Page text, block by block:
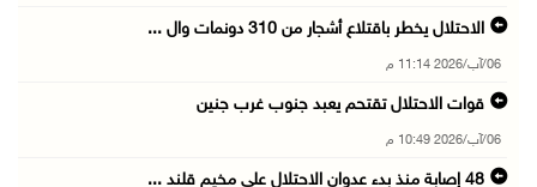
الاحتلال يخطر باقتلاع أشجار من 310 دونمات وال ...
06/آب/2026 11:14 م
قوات الاحتلال تقتحم يعبد جنوب غرب جنين
06/آب/2026 10:49 م
48 إصابة منذ بدء عدوان الاحتلال على مخيم قلند ...